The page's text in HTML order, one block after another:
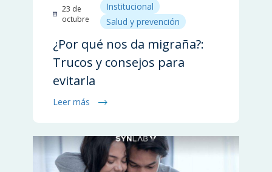
23 de
octubre
Institucional
Salud y prevención
¿Por qué nos da migraña?:
Trucos y consejos para
evitarla
Leer más